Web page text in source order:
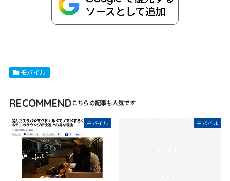
モバイル
RECOMMEND
モバイル モバイル